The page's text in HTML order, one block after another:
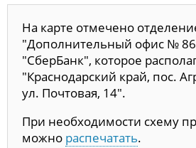
На карте отмечено
"Дополнительный офис №
"СберБанк", которое
"Краснодарский край, пос.
ул. Почтовая, 14".
При необходимости схему
можно распечатать.